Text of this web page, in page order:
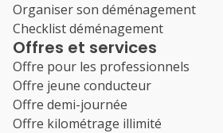
Organiser son déménagement
Checklist déménagement
Offres et services
Offre pour les professionnels
Offre jeune conducteur
Offre demi-journée
Offre kilométrage illimité